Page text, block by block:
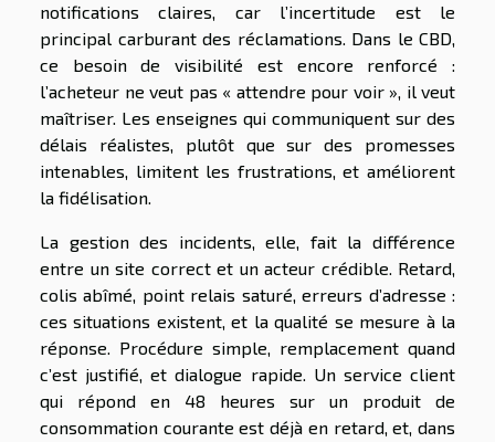
notifications claires, car l’incertitude est le
principal carburant des réclamations. Dans le CBD,
ce besoin de visibilité est encore renforcé :
l’acheteur ne veut pas « attendre pour voir », il veut
maîtriser. Les enseignes qui communiquent sur des
délais réalistes, plutôt que sur des promesses
intenables, limitent les frustrations, et améliorent
la fidélisation.
La gestion des incidents, elle, fait la différence
entre un site correct et un acteur crédible. Retard,
colis abîmé, point relais saturé, erreurs d’adresse :
ces situations existent, et la qualité se mesure à la
réponse. Procédure simple, remplacement quand
c’est justifié, et dialogue rapide. Un service client
qui répond en 48 heures sur un produit de
consommation courante est déjà en retard, et, dans